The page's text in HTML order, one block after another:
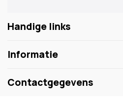
Handige links
Informatie
Contactgegevens